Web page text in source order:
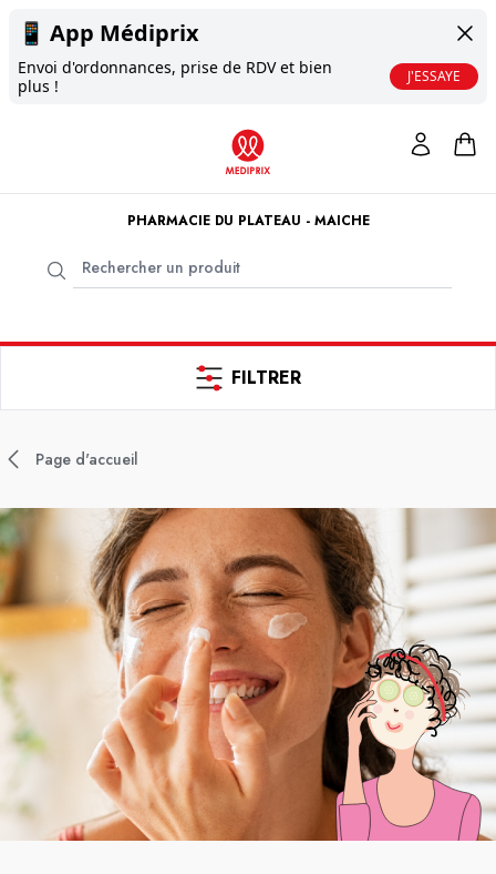
📱 App Médiprix
Envoi d'ordonnances, prise de RDV et bien
plus !
J'ESSAYE
PHARMACIE DU PLATEAU - MAICHE
FILTRER
Page d'accueil